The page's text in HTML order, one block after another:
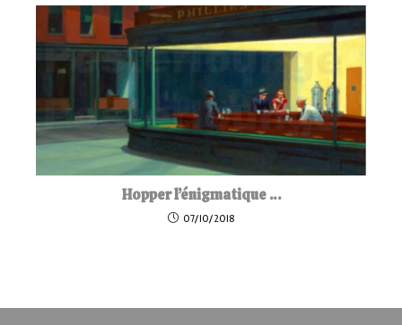
Hopper l’énigmatique …
07/10/2018